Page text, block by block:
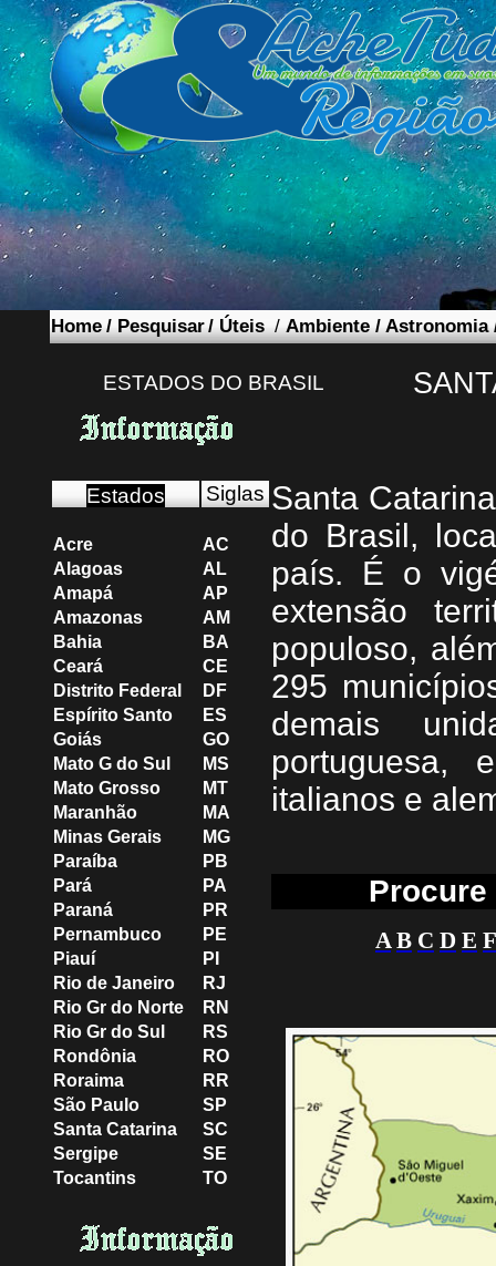
Home/Pesquisar/Úteis/Ambiente /Astronomia
ESTADOS DO BRASIL
Estados Siglas
Acre
AC
Alagoas
AL
Amapá
AP
Amazonas
AM
Bahia
BA
Ceará
CE
Distrito Federal
DF
Espírito Santo
ES
Goiás
GO
Mato G do Sul
MS
Mato Grosso
MT
Maranhão
MA
Minas Gerais
MG
Paraíba
PB
Pará
PA
Paraná
PR
Pernambuco
PE
Piauí
PI
Rio de Janeiro
RJ
Rio Gr do Norte
RN
Rio Gr do Sul
RS
Rondônia
RO
Roraima
RR
São Paulo
SP
Santa Catarina
SC
Sergipe
SE
Tocantins
TO
Santa
do Brasil,
país. É o
extensão
populoso,
295
demais
portuguesa,
italianos e
Procure
A B C D E F